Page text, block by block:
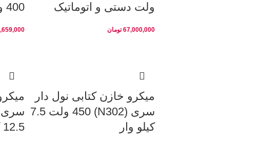
ولت دستی و اتوماتیک
67,000,000 تومان
400 ولت 7 درصد فراکوه
میکرو خازن کتابی نول دار
سری (N302) 450 ولت 7.5
کیلو وار
12.5 کیلو وار